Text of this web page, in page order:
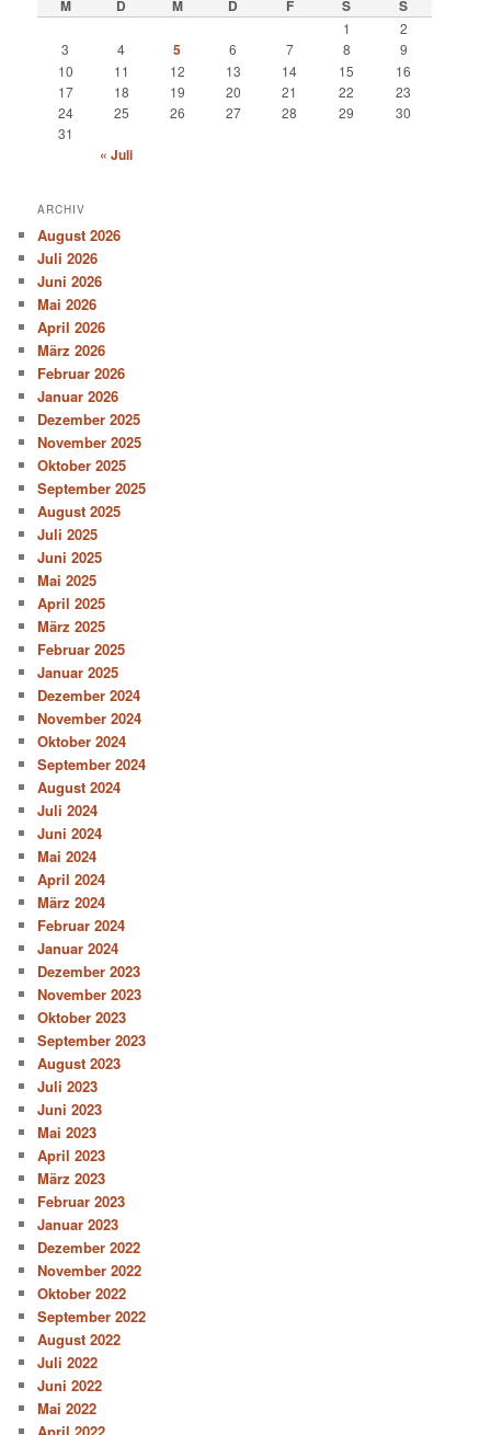
M D M D F S S
1
2
3
4 5 6 7 8
9
10
11 12 13 14 15
16
17
18 19 20 21 22
23
24
25 26 27 28 29
30
31
« Juli
ARCHIV
August 2026
Juli 2026
Juni 2026
Mai 2026
April 2026
März 2026
Februar 2026
Januar 2026
Dezember 2025
November 2025
Oktober 2025
September 2025
August 2025
Juli 2025
Juni 2025
Mai 2025
April 2025
März 2025
Februar 2025
Januar 2025
Dezember 2024
November 2024
Oktober 2024
September 2024
August 2024
Juli 2024
Juni 2024
Mai 2024
April 2024
März 2024
Februar 2024
Januar 2024
Dezember 2023
November 2023
Oktober 2023
September 2023
August 2023
Juli 2023
Juni 2023
Mai 2023
April 2023
März 2023
Februar 2023
Januar 2023
Dezember 2022
November 2022
Oktober 2022
September 2022
August 2022
Juli 2022
Juni 2022
Mai 2022